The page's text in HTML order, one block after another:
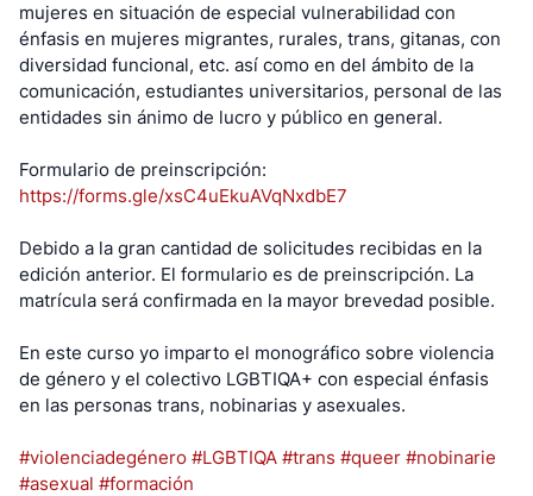
mujeres en situación de especial vulnerabilidad con
énfasis en mujeres migrantes, rurales, trans, gitanas, con
diversidad funcional, etc. así como en del ámbito de la
comunicación, estudiantes universitarios, personal de las
entidades sin ánimo de lucro y público en general.
Formulario de preinscripción:
https://forms.gle/xsC4uEkuAVqNxdbE7
Debido a la gran cantidad de solicitudes recibidas en la
edición anterior. El formulario es de preinscripción. La
matrícula será confirmada en la mayor brevedad posible.
En este curso yo imparto el monográfico sobre violencia
de género y el colectivo LGBTIQA+ con especial énfasis
en las personas trans, nobinarias y asexuales.
#violenciadegénero #LGBTIQA #trans #queer #nobinarie
#asexual #formación